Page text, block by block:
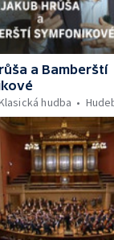
a Bamberští
hudba